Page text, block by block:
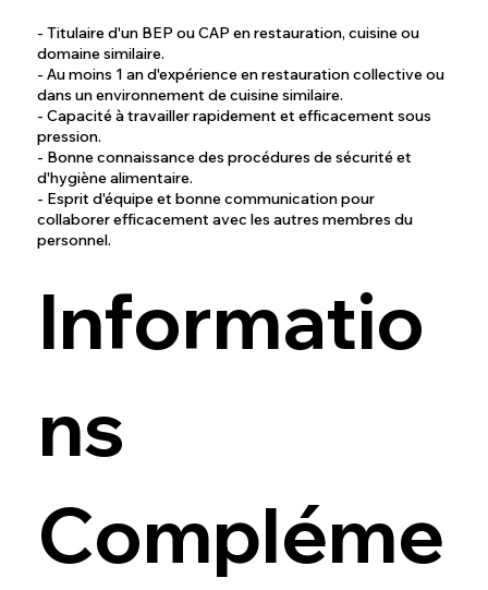
- Titulaire d'un BEP ou CAP en restauration, cuisine ou
domaine similaire.
- Au moins 1 an d'expérience en restauration collective ou
dans un environnement de cuisine similaire.
- Capacité à travailler rapidement et efficacement sous
pression.
- Bonne connaissance des procédures de sécurité et
d'hygiène alimentaire.
- Esprit d'équipe et bonne communication pour
collaborer efficacement avec les autres membres du
personnel.
Informatio
ns
Compléme